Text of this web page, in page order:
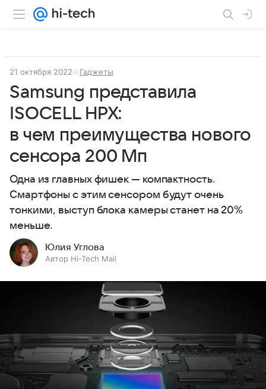
21 октября 2022 Гаджеты
Samsung представила
ISOCELL HPX:
в чем преимущества нового
сенсора 200 Мп
Одна из главных фишек — компактность.
Смартфоны с этим сенсором будут очень
тонкими, выступ блока камеры станет на 20%
меньше.
Юлия Углова
Автор Hi-Tech Mail